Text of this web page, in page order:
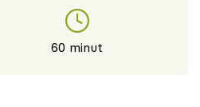
60 minut